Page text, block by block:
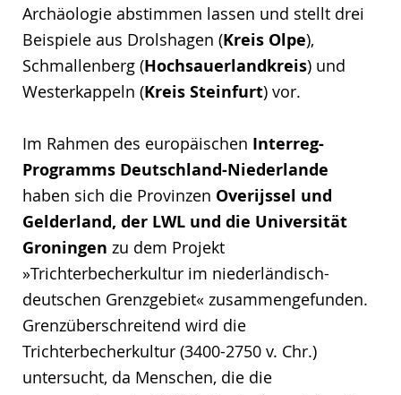
Archäologie abstimmen lassen und stellt drei
Beispiele aus Drolshagen (Kreis Olpe),
Schmallenberg (Hochsauerlandkreis) und
Westerkappeln (Kreis Steinfurt) vor.
Im Rahmen des europäischen Interreg-
Programms Deutschland-Niederlande
haben sich die Provinzen Overijssel und
Gelderland, der LWL und die Universität
Groningen zu dem Projekt
»Trichterbecherkultur im niederländisch-
deutschen Grenzgebiet« zusammengefunden.
Grenzüberschreitend wird die
Trichterbecherkultur (3400-2750 v. Chr.)
untersucht, da Menschen, die die